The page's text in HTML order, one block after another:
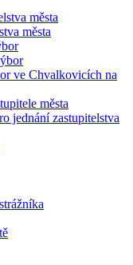
města
města
ve Chvalkovicích na
města
jednání zastupitelstva